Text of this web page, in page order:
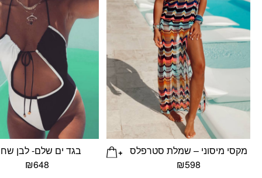
מקסי מיסוני – שמלת סטרפלס
₪598
בגד ים שלם- לבן
₪648